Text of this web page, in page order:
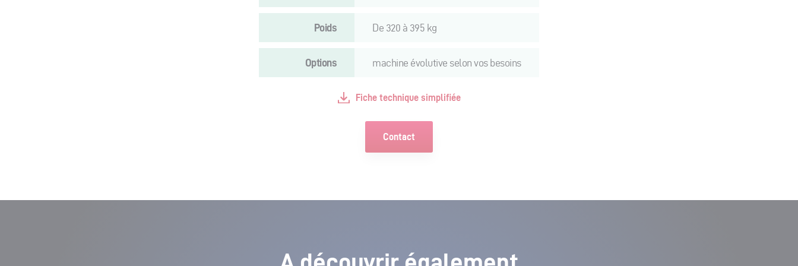
Poids De 320 à 395 kg
Options machine évolutive selon vos besoins
Fiche technique simplifiée
Contact